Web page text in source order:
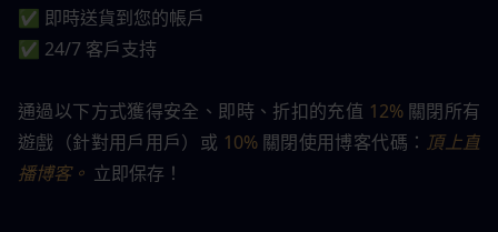
✅ 即時送貨到您的帳戶
✅ 24/7 客戶支持
通過以下方式獲得安全、即時、折扣的充值 12% 關閉所有
遊戲（針對用戶用戶）或 10% 關閉使用博客代碼： 頂上直
播博客。 立即保存！